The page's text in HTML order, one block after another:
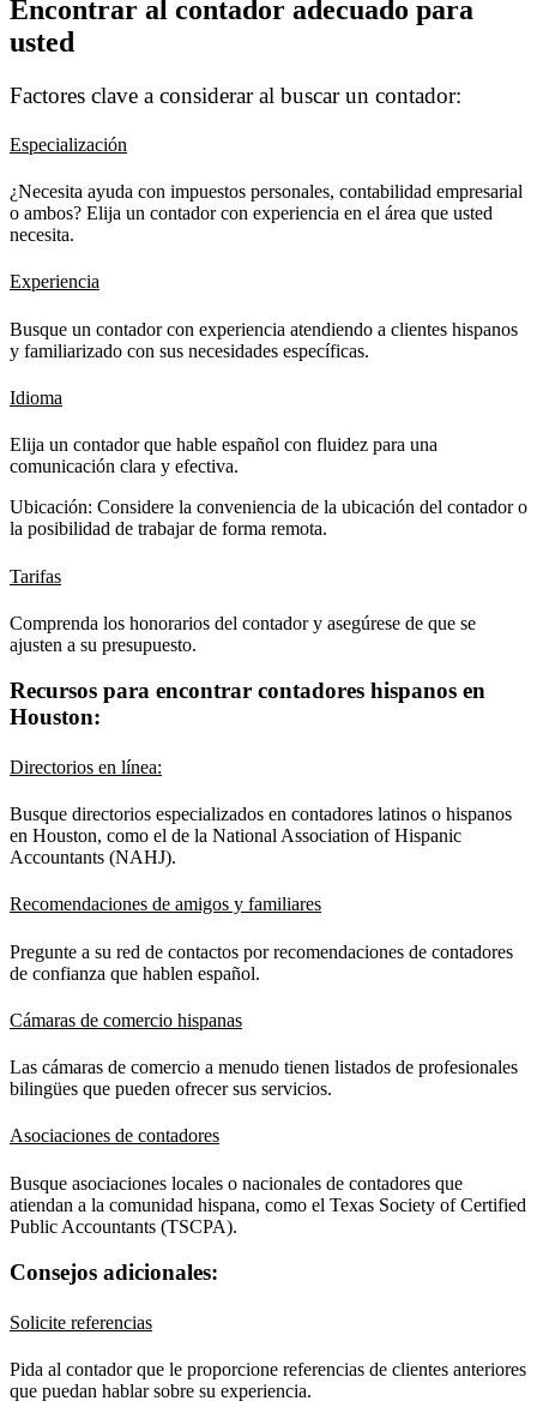
Encontrar al contador adecuado para
usted
Factores clave a considerar al buscar un contador:
Especialización
¿Necesita ayuda con impuestos personales, contabilidad empresarial
o ambos? Elija un contador con experiencia en el área que usted
necesita.
Experiencia
Busque un contador con experiencia atendiendo a clientes hispanos
y familiarizado con sus necesidades específicas.
Idioma
Elija un contador que hable español con fluidez para una
comunicación clara y efectiva.
Ubicación: Considere la conveniencia de la ubicación del contador o
la posibilidad de trabajar de forma remota.
Tarifas
Comprenda los honorarios del contador y asegúrese de que se
ajusten a su presupuesto.
Recursos para encontrar contadores hispanos en
Houston:
Directorios en línea:
Busque directorios especializados en contadores latinos o hispanos
en Houston, como el de la National Association of Hispanic
Accountants (NAHJ).
Recomendaciones de amigos y familiares
Pregunte a su red de contactos por recomendaciones de contadores
de confianza que hablen español.
Cámaras de comercio hispanas
Las cámaras de comercio a menudo tienen listados de profesionales
bilingües que pueden ofrecer sus servicios.
Asociaciones de contadores
Busque asociaciones locales o nacionales de contadores que
atiendan a la comunidad hispana, como el Texas Society of Certified
Public Accountants (TSCPA).
Consejos adicionales:
Solicite referencias
Pida al contador que le proporcione referencias de clientes anteriores
que puedan hablar sobre su experiencia.